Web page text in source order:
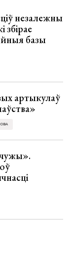
незалежны
збірае
базы
артыкулаў